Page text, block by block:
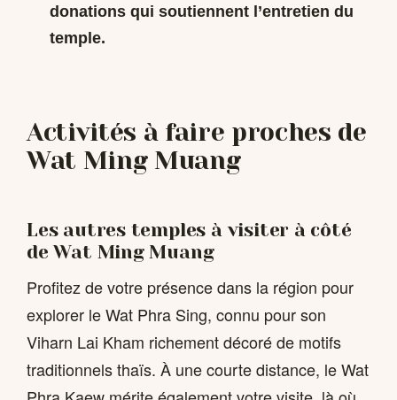
donations qui soutiennent l’entretien du
temple.
Activités à faire proches de
Wat Ming Muang
Les autres temples à visiter à côté
de Wat Ming Muang
Profitez de votre présence dans la région pour
explorer le Wat Phra Sing, connu pour son
Viharn Lai Kham richement décoré de motifs
traditionnels thaïs. À une courte distance, le Wat